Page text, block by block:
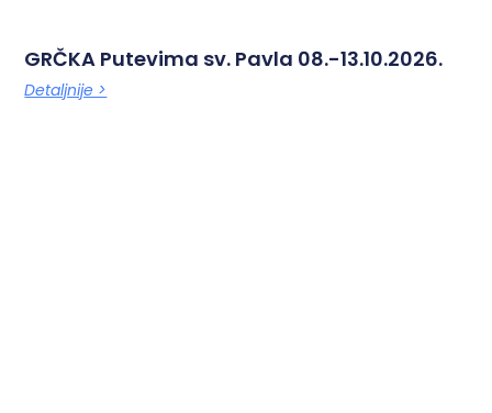
GRČKA Putevima sv. Pavla 08.-13.10.2026.
Detaljnije >